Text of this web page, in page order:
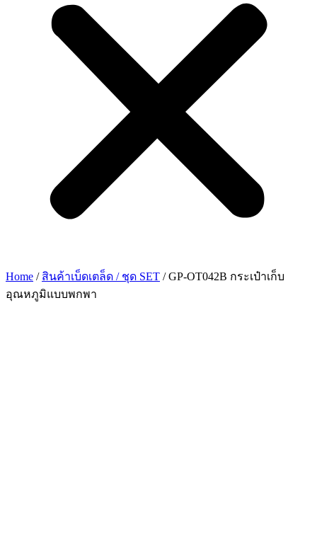
Home / สินค้าเบ็ดเตล็ด / ชุด SET / GP-OT042B กระเป๋าเก็บ
อุณหภูมิแบบพกพา